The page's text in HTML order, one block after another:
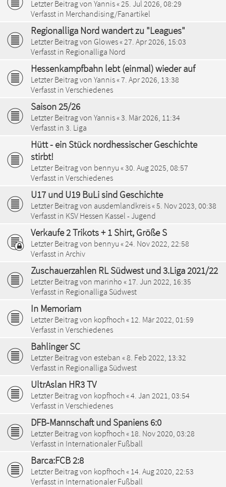
Letzter Beitrag von Yannis« 25. Jul 2026, 08:29
Verfasst in Merchandising/Fanartikel
Regionalliga Nord wandert zu "Leagues"
Letzter Beitrag von Glowes« 27. Apr 2026, 15:03
Verfasst in Regionalliga Nord
Hessenkampfbahn lebt (einmal) wieder auf
Letzter Beitrag von Yannis«7. Apr 2026, 13:38
Verfasst in Verschiedenes
Saison 25/26
Letzter Beitrag von Yannis«3. Mär 2026, 11:34
Verfasst in 3. Liga
Hütt - ein Stück nordhessischer Geschichte
stirbt!
Letzter Beitrag von bennyu «30. Aug 2025, 08:57
Verfasst in Verschiedenes
U17 und U19 BuLi sind Geschichte
Letzter Beitrag von ausdemlandkreis«5. Nov 2023, 00:38
Verfasst in KSV Hessen Kassel - Jugend
Verkaufe 2 Trikots + 1 Shirt, Größe S
Letzter Beitrag von bennyu « 24. Nov 2022, 22:58
Verfasst in Archiv
Zuschauerzahlen RL Südwest und 3.Liga 2021/22
Letzter Beitrag von marinho « 17. Jun 2022, 16:35
Verfasst in Regionalliga Südwest
In Memoriam
Letzter Beitrag von kopfhoch« 12. Mär 2022, 01:59
Verfasst in Verschiedenes
Bahlinger SC
Letzter Beitrag von esteban «8. Feb 2022, 13:32
Verfasst in Regionalliga Südwest
UltrAslan HR3 TV
Letzter Beitrag von kopfhoch«4. Jan 2021, 03:54
Verfasst in Verschiedenes
DFB-Mannschaft und Spaniens 6:0
Letzter Beitrag von kopfhoch« 18. Nov 2020, 03:28
Verfasst in Internationaler Fußball
Barca:FCB 2:8
Letzter Beitrag von kopfhoch« 14. Aug 2020, 22:53
Verfasst in Internationaler Fußball